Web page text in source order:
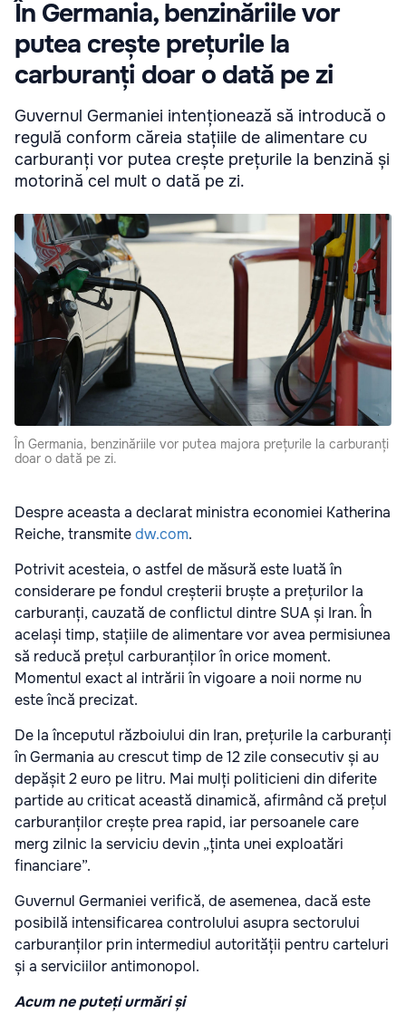
În Germania, benzinăriile vor
putea crește prețurile la
carburanți doar o dată pe zi
Guvernul Germaniei intenționează să introducă o
regulă conform căreia stațiile de alimentare cu
carburanți vor putea crește prețurile la benzină și
motorină cel mult o dată pe zi.
În Germania, benzinăriile vor putea majora prețurile la carburanți
doar o dată pe zi.
Despre aceasta a declarat ministra economiei Katherina
Reiche, transmitedw.com.
Potrivit acesteia, o astfel de măsură este luată în
considerare pe fondul creșterii bruște a prețurilor la
carburanți, cauzată de conflictul dintre SUA și Iran. În
același timp, stațiile de alimentare vor avea permisiunea
să reducă prețul carburanților în orice moment.
Momentul exact al intrării în vigoare a noii norme nu
este încă precizat.
De la începutul războiului din Iran, prețurile la carburanți
în Germania au crescut timp de 12 zile consecutiv și au
depășit 2 euro pe litru. Mai mulți politicieni din diferite
partide au criticat această dinamică, afirmând că prețul
carburanților crește prea rapid, iar persoanele care
merg zilnic la serviciu devin „ținta unei exploatări
financiare”.
Guvernul Germaniei verifică, de asemenea, dacă este
posibilă intensificarea controlului asupra sectorului
carburanților prin intermediul autorității pentru carteluri
și a serviciilor antimonopol.
Acum ne puteți urmări și